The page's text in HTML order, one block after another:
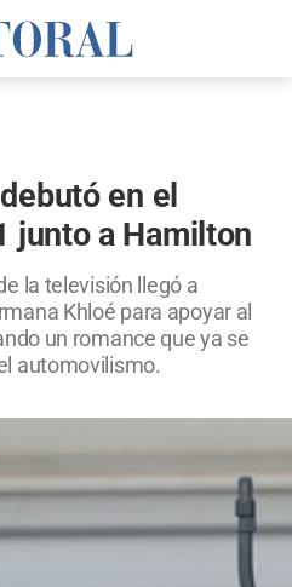
en el
junto a Hamilton
la televisión llegó a
Khloé para apoyar al
un romance que ya se
automovilismo.